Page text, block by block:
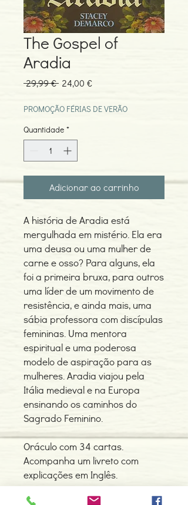
The Gospel of
Aradia
29,99 € Preço
24,00 €Preço
PROMOÇÃO FÉRIAS DE VERÃO
Quantidade *
Adicionar ao carrinho
A história de Aradia está
mergulhada em mistério. Ela era
uma deusa ou uma mulher de
carne e osso? Para alguns, ela
foi a primeira bruxa, para outros
uma líder de um movimento de
resistência, e ainda mais, uma
sábia professora com discípulas
femininas. Uma mentora
espiritual e uma poderosa
modelo de aspiração para as
mulheres. Aradia viajou pela
Itália medieval e na Europa
ensinando os caminhos do
Sagrado Feminino.
Oráculo com 34 cartas.
Acompanha um livreto com
explicações em Inglês.